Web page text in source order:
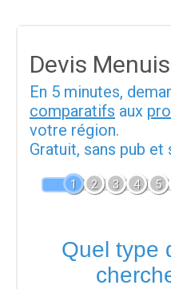
Devis
En 5 minutes,
comparatifs aux
votre région.
Gratuit, sans pub et
1 2 3 4 5
Quel type